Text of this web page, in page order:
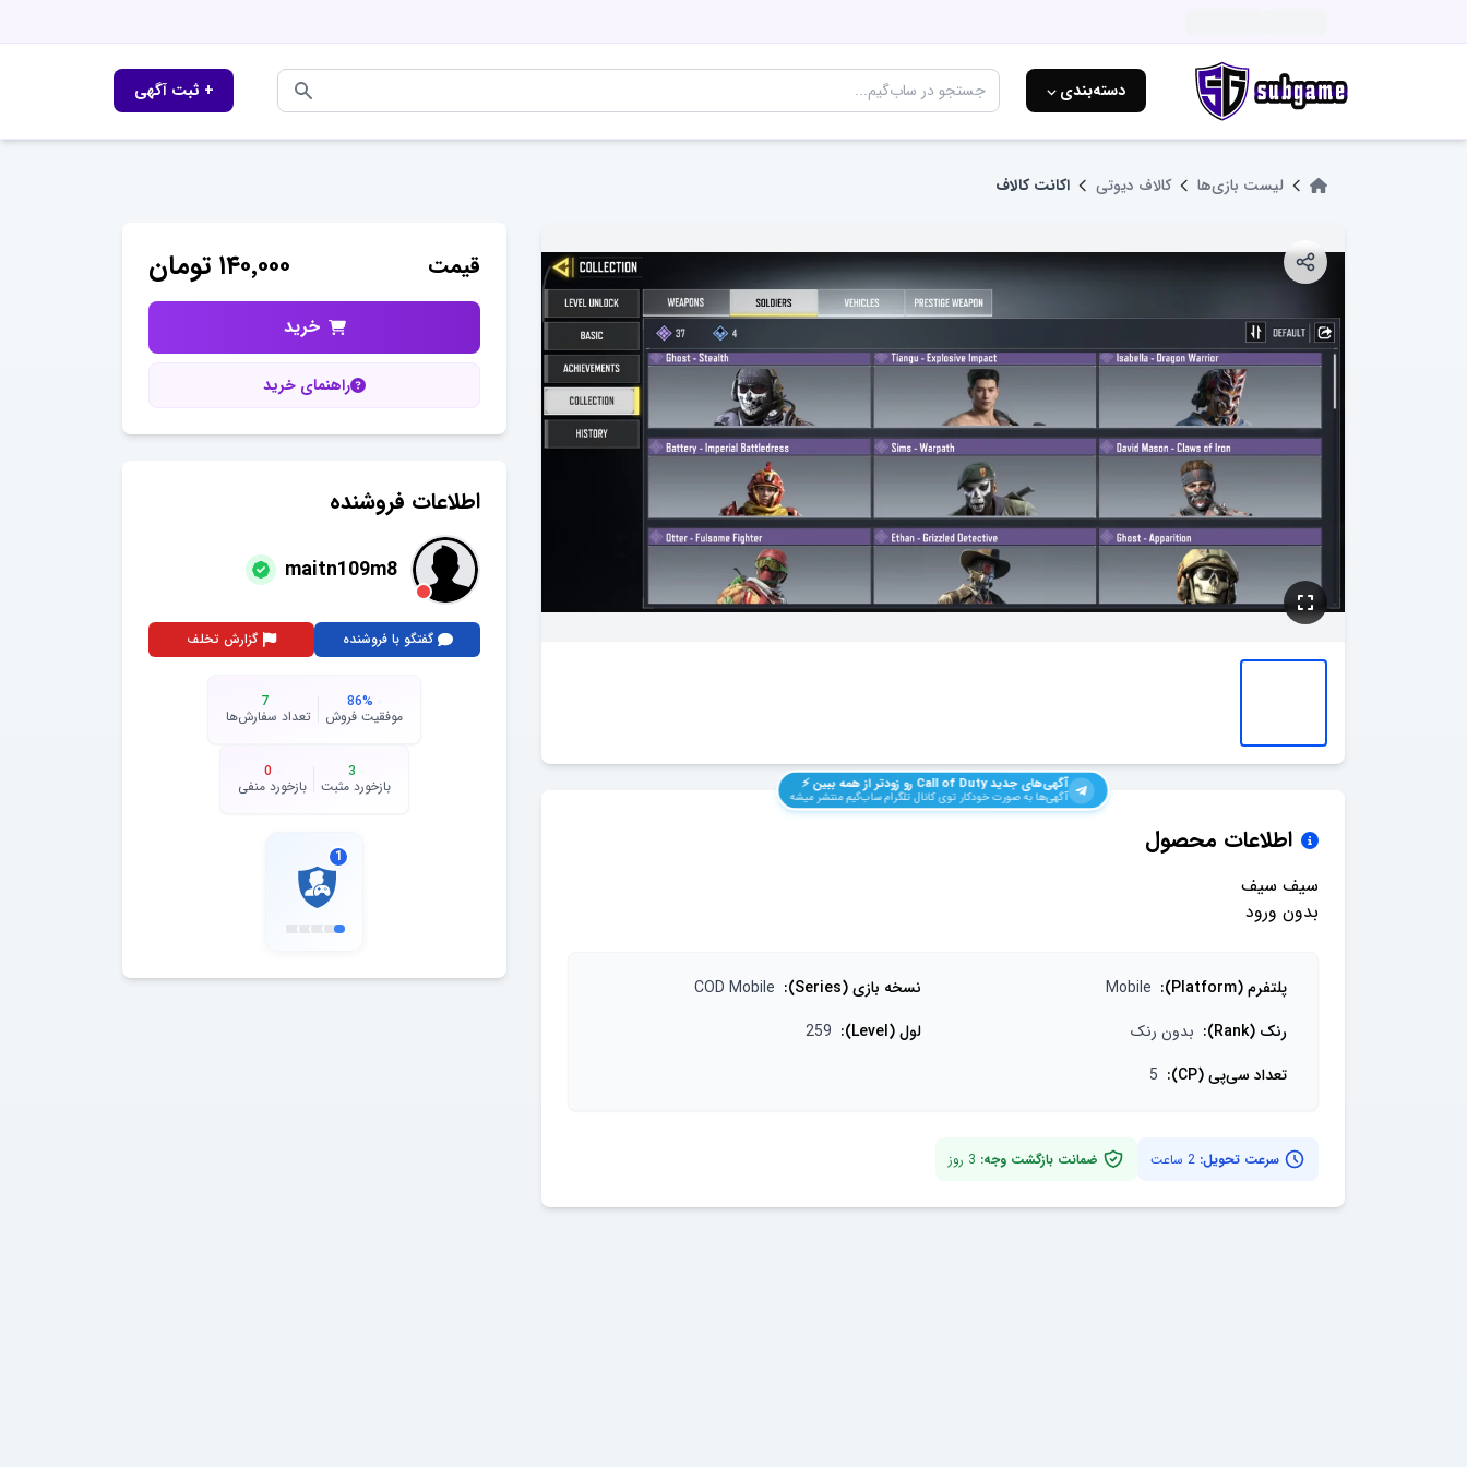
دسته‌بندی ⌵ + ثبت آگهی
لیست بازی‌ها کالاف دیوتی اکانت کالاف
آگهی‌های جدیدCall of Duty رو زودتر از همه ببین ⚡️
آگهی‌ها به صورت خودکار توی کانال تلگرام ساب‌گیم منتشر میشه
اطلاعات محصول
بدون ورود
پلتفرم (Platform) :
Mobile نسخه بازی (Series) :
COD Mobile
رنک (Rank)
: بدون رنک لول (Level) :
259
تعداد سی‌پی (CP)
:
5
سرعت تحویل: 2 ساعت ضمانت بازگشت وجه: 3 روز
قیمت ۱۴۰٬۰۰۰ تومان
خرید
راهنمای خرید
اطلاعات فروشنده
maitn109m8
گفتگو با فروشنده گزارش تخلف
86%
موفقیت فروش
7
تعداد سفارش‌ها
3
بازخورد مثبت
0
بازخورد منفی
1